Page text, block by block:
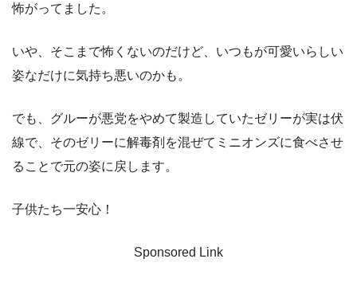
怖がってました。
いや、そこまで怖くないのだけど、いつもが可愛いらしい
姿なだけに気持ち悪いのかも。
でも、グルーが悪党をやめて製造していたゼリーが実は伏
線で、そのゼリーに解毒剤を混ぜてミニオンズに食べさせ
ることで元の姿に戻します。
子供たち一安心！
Sponsored Link